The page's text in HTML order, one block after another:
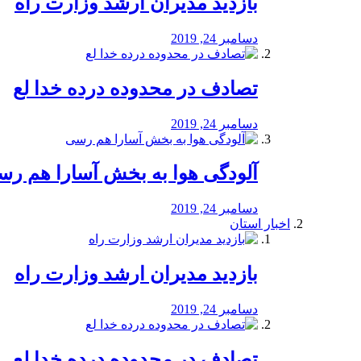
دسامبر 24, 2019
تصادف در محدوده درده خدا لع
دسامبر 24, 2019
آلودگی هوا به بخش آسارا هم
دسامبر 24, 2019
اخبار استان
بازدید مدیران ارشد وزارت راه
دسامبر 24, 2019